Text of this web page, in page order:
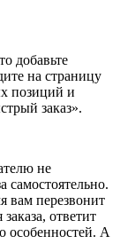
добавьте
на страницу
позиций и
заказ».
не
самостоятельно.
вам перезвонит
ответит
особенностей. А